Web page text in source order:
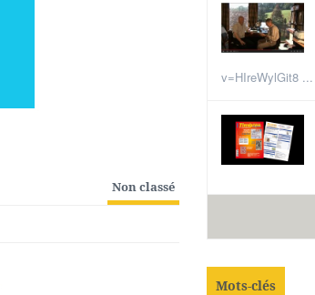
Non classé
v=HIreWylGit8 ...
Mots-clés